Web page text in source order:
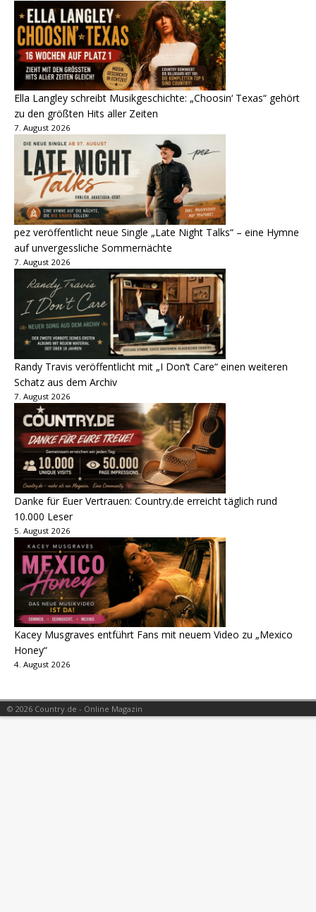
Ella Langley schreibt Musikgeschichte: „Choosin‘ Texas“ gehört
zu den größten Hits aller Zeiten
7. August 2026
pez veröffentlicht neue Single „Late Night Talks“ – eine Hymne
auf unvergessliche Sommernächte
7. August 2026
Randy Travis veröffentlicht mit „I Don’t Care“ einen weiteren
Schatz aus dem Archiv
7. August 2026
Danke für Euer Vertrauen: Country.de erreicht täglich rund
10.000 Leser
5. August 2026
Kacey Musgraves entführt Fans mit neuem Video zu „Mexico
Honey“
4. August 2026
© 2026 Country.de - Online Magazin